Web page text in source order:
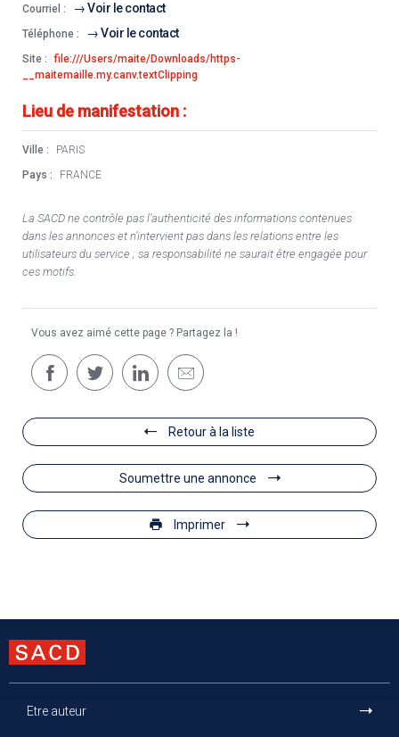
Courriel :
Voir le contact
Téléphone : Voir le contact
Site :
file:///Users/maite/Downloads/https-
__maitemaille.my.canv.textClipping
Lieu de manifestation :
Ville :
PARIS
Pays :
FRANCE
La SACD ne contrôle pas l’authenticité des informations contenues
dans les annonces et n’intervient pas dans les relations entre les
utilisateurs du service ; sa responsabilité ne saurait être engagée pour
ces motifs.
Vous avez aimé cette page ? Partagez la !
Retour à la liste
Soumettre une annonce
Imprimer
Etre auteur